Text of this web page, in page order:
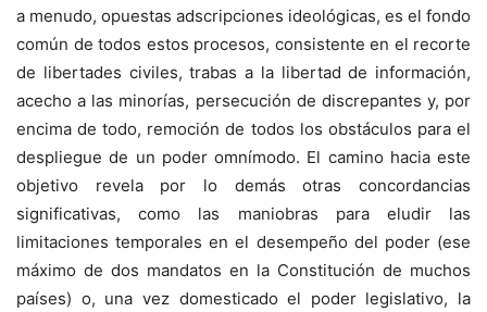
a menudo, opuestas adscripciones ideológicas, es el fondo
común de todos estos procesos, consistente en el recorte
de libertades civiles, trabas a la libertad de información,
acecho a las minorías, persecución de discrepantes y, por
encima de todo, remoción de todos los obstáculos para el
despliegue de un poder omnímodo. El camino hacia este
objetivo revela por lo demás otras concordancias
significativas, como las maniobras para eludir las
limitaciones temporales en el desempeño del poder (ese
máximo de dos mandatos en la Constitución de muchos
países) o, una vez domesticado el poder legislativo, la